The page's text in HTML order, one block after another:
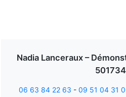
Nadia Lanceraux –
06 63 84 22 63 - 09 51 04 31